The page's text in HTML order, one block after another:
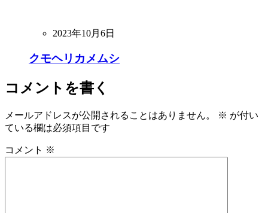
2023年10月6日
クモヘリカメムシ
コメントを書く
メールアドレスが公開されることはありません。 ※ が付い
ている欄は必須項目です
コメント ※